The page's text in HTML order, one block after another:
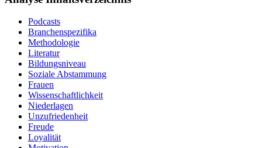
Podcasts
Branchenspezifika
Methodologie
Literatur
Bildungsniveau
Soziale Abstammung
Frauen
Wissenschaftlichkeit
Niederlagen
Unzufriedenheit
Freude
Loyalität